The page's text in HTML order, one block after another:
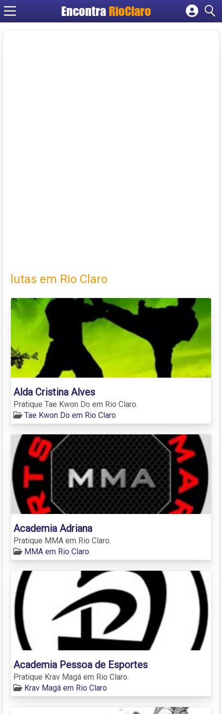
Encontra RioClaro
Cadastrar empresa
lutas em Rio Claro
Alda Cristina Alves
Pratique Tae Kwon Do em Rio Claro.
Tae Kwon Do em Rio Claro
Academia Adriana
Pratique MMA em Rio Claro.
MMA em Rio Claro
Academia Pessoa de Esportes
Pratique Krav Magá em Rio Claro.
Krav Magá em Rio Claro